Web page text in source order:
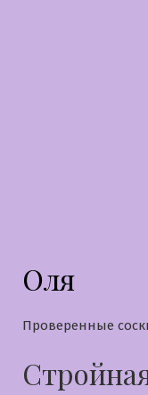
Оля
Проверенные